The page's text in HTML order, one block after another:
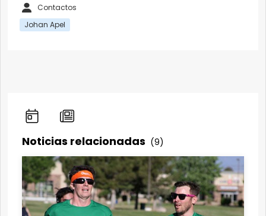
Contactos
Johan Apel
Noticias relacionadas (9)